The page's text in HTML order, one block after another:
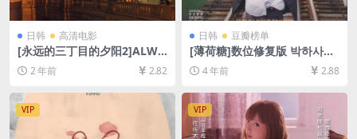
日韩 高清电影
[永远的三丁目的夕阳2]ALWA
YS 続・三丁目の夕日 (2007)
[百度网盘+夸克网盘1080P超
清未删减资源][网盘在线播放/
下载][MP4/9.7GB][中文字幕]
2 年前 2.82
日韩 豆瓣榜单
[薄荷糖]数位修复版 박하사탕
(1999)[百度网盘+夸克网盘
+迅雷云盘资源1080P超清未
删减][MP4/8.4GB][韩语中字]
4 年前 2.88
VIP VIP